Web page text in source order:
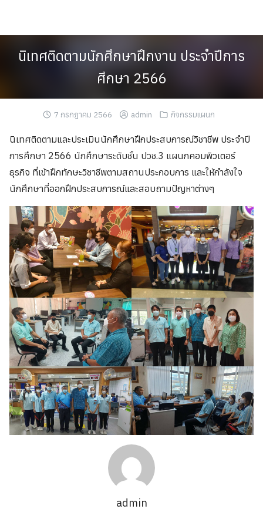
content
Search
for:
นิเทศติดตามนักศึกษาฝึกงาน ประจำปีการ
ศึกษา 2566
7 กรกฎาคม 2566 admin กิจกรรมแผนก
นิเทศติดตามและประเมินนักศึกษาฝึกประสบการณ์วิชาชีพ ประจำปี
การศึกษา 2566 นักศึกษาระดับชั้น ปวช.3 แผนกคอมพิวเตอร์
ธุรกิจ ที่เข้าฝึกทักษะวิชาชีพตามสถานประกอบการ และให้กำลังใจ
นักศึกษาที่ออกฝึกประสบการณ์และสอบถามปัญหาต่างๆ
admin